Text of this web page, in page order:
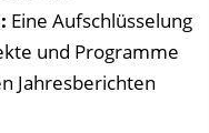
Eine Aufschlüsselung
und Programme
Jahresberichten